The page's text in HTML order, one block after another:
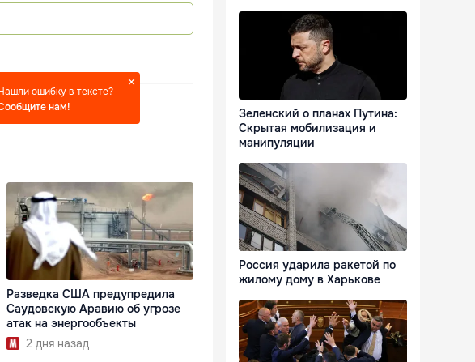
ошибку в тексте?
нам!
Разведка США предупредила
Саудовскую Аравию об угрозе
атак на энергообъекты
2 дня назад
Зеленский о планах Путина:
Скрытая мобилизация и
манипуляции
Россия ударила ракетой по
жилому дому в Харькове